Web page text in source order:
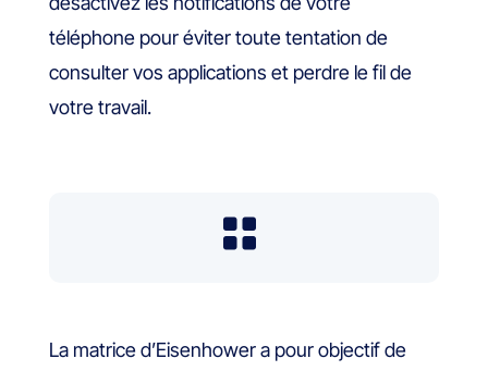
téléphone pour éviter toute tentation de
consulter vos applications et perdre le fil de
votre travail.

La matrice d’Eisenhower a pour objectif de